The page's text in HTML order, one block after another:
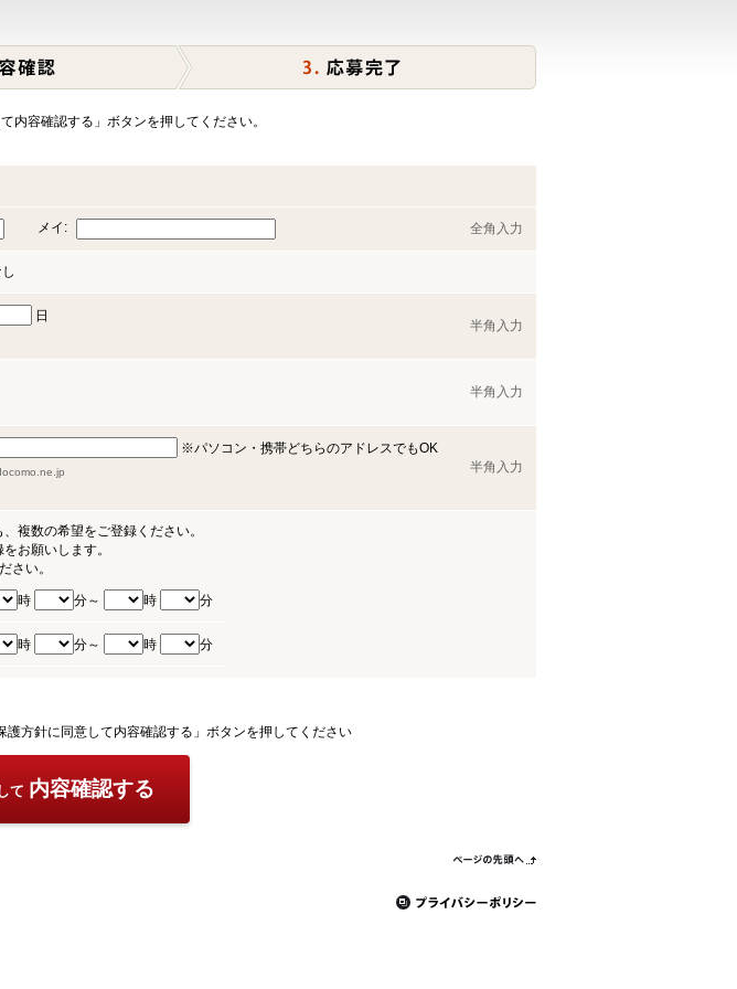
内容確認する」ボタンを押してください。
メイ: 全角入力
日
半角入力
半角入力
※パソコン・携帯どちらのアドレスでもOK
半角入力
複数の希望をご登録ください。
お願いします。
さい。
時 分～ 時 分
時 分～ 時 分
護方針に同意して内容確認する」ボタンを押してください
て 内容確認する